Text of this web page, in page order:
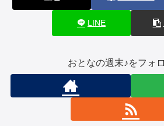
LINE
おとなの週末♪をフォ